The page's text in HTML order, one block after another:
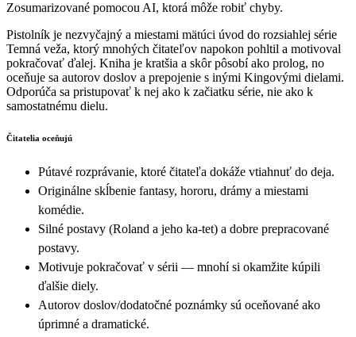
Zosumarizované pomocou AI, ktorá môže robiť chyby.
Pistolník je nezvyčajný a miestami mätúci úvod do rozsiahlej série
Temná veža, ktorý mnohých čitateľov napokon pohltil a motivoval
pokračovať ďalej. Kniha je kratšia a skôr pôsobí ako prolog, no
oceňuje sa autorov doslov a prepojenie s inými Kingovými dielami.
Odporúča sa pristupovať k nej ako k začiatku série, nie ako k
samostatnému dielu.
Čitatelia oceňujú
Pútavé rozprávanie, ktoré čitateľa dokáže vtiahnuť do deja.
Originálne skĺbenie fantasy, hororu, drámy a miestami
komédie.
Silné postavy (Roland a jeho ka-tet) a dobre prepracované
postavy.
Motivuje pokračovať v sérii — mnohí si okamžite kúpili
ďalšie diely.
Autorov doslov/dodatočné poznámky sú oceňované ako
úprimné a dramatické.